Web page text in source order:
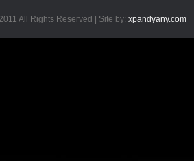
All Rights Reserved | Site by: xpandyany.com